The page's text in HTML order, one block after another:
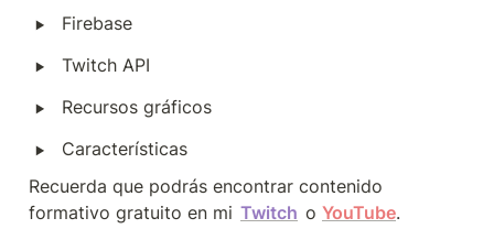
‣ Firebase
‣ Twitch API
‣ Recursos gráficos
‣
Características
Recuerda que podrás encontrar contenido
formativo gratuito en mi Twitch o YouTube.